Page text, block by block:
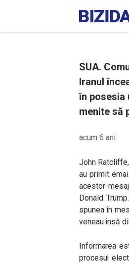
SUA.
Iranul
în posesia
menite să
acum 6 ani
John
au primit
acestor
Donald Trump.
spunea în
veneau însă
Informarea
procesul